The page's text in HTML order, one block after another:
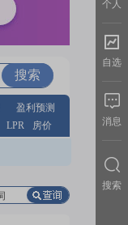
盈利预测
LPR 房价
个人
自选
消息
搜索